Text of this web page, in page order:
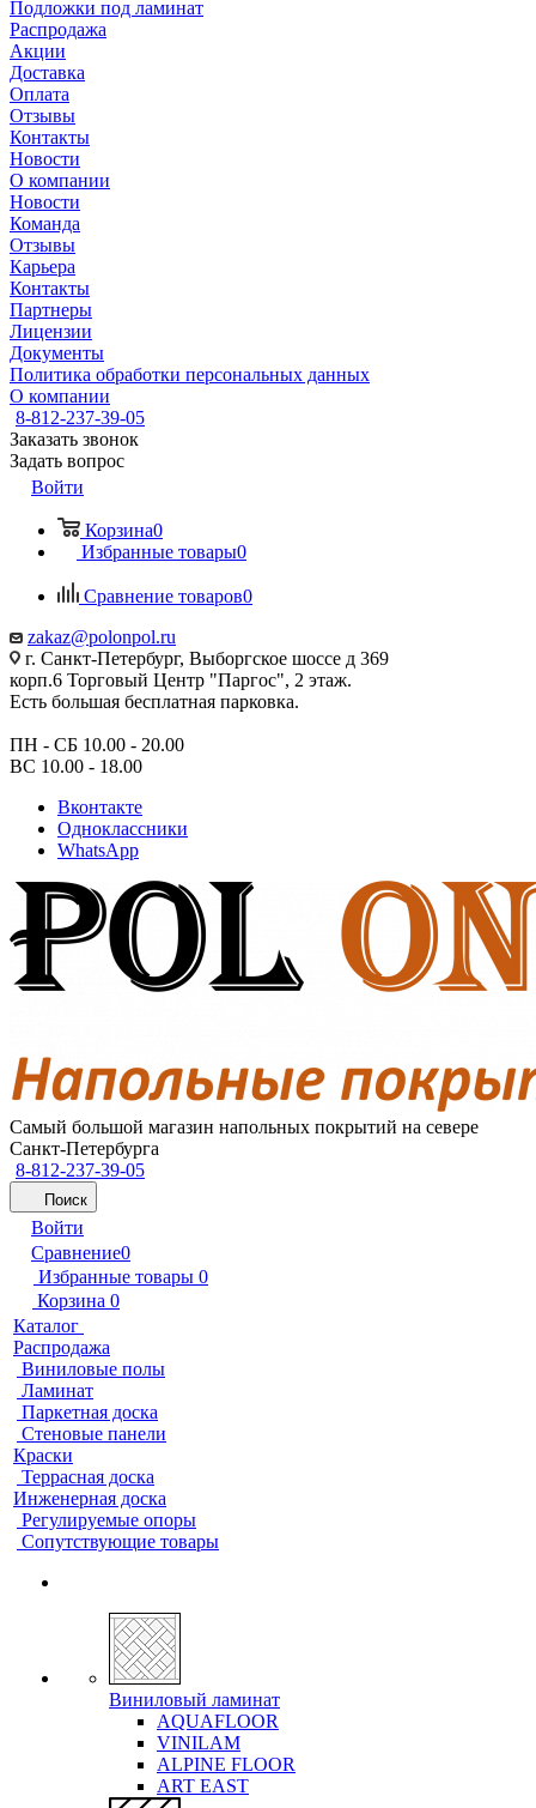
Подложки под ламинат
Распродажа
Акции
Доставка
Оплата
Отзывы
Контакты
Новости
О компании
Новости
Команда
Отзывы
Карьера
Контакты
Партнеры
Лицензии
Документы
Политика обработки персональных данных
О компании
8-812-237-39-05
Заказать звонок
Задать вопрос
Войти
Корзина0
Избранные товары0
Сравнение товаров0
zakaz@polonpol.ru
г. Санкт-Петербург, Выборгское шоссе д 369
корп.6 Торговый Центр "Паргос", 2 этаж.
Есть большая бесплатная парковка.
ПН - СБ 10.00 - 20.00
ВС 10.00 - 18.00
Вконтакте
Одноклассники
WhatsApp
Самый большой магазин напольных покрытий на севере
Санкт-Петербурга
8-812-237-39-05
Поиск
Войти
Сравнение0
Избранные товары 0
Корзина 0
Каталог
Распродажа
Виниловые полы
Ламинат
Паркетная доска
Стеновые панели
Краски
Террасная доска
Инженерная доска
Регулируемые опоры
Сопутствующие товары
Виниловый ламинат
AQUAFLOOR
VINILAM
ALPINE FLOOR
ART EAST